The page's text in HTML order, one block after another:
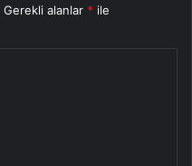
Gerekli alanlar * ile